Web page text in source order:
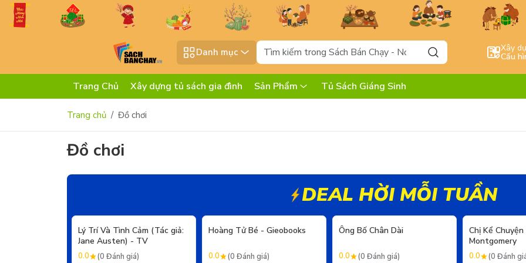
Danh mục Xây
Cấu
Trang Chủ Xây dựng tủ sách gia đình Sản Phẩm Tủ Sách Giáng Sinh
Trang chủ Đồ chơi
Đồ chơi
DEAL HỜI MỖI TUẦN
- 20%
Lý Trí Và Tình Cảm (Tác giả:
Jane Austen) - TV
0.0 (0 Đánh giá)
- 20%
Hoàng Tử Bé - Gieobooks
0.0 (0 Đánh giá)
Ông Bố Chân Dài
0.0 (0 Đánh giá)
Chị Kể
Montgomery
0.0 (0 Đánh